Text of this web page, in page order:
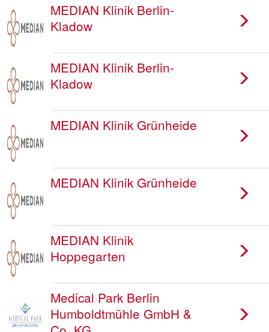
MEDIAN Klinik Berlin-
Kladow
MEDIAN Klinik Berlin-
Kladow
MEDIAN Klinik Grünheide
MEDIAN Klinik Grünheide
MEDIAN Klinik
Hoppegarten
Medical Park Berlin
Humboldtmühle GmbH &